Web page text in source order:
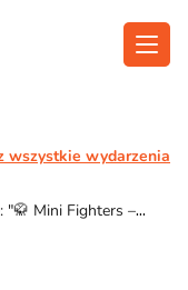
wszystkie wydarzenia
"🥋 Mini Fighters –